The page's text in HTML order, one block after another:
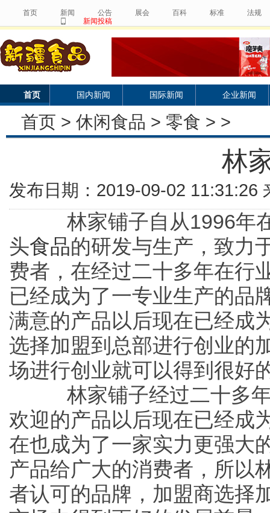
首页 新闻 公告 展会 百科 标准
法规
新闻投稿
首页 国内新闻 国际新闻 企业新闻
首页 > 休闲食品 > 零食 > >
林
发布日期：2019-09-02 11:31:26
林家铺子自从1996年在
头食品的研发与生产，致力
费者，在经过二十多年在行
已经成为了一专业生产的品
满意的产品以后现在已经成
选择加盟到总部进行创业的
场进行创业就可以得到很好
林家铺子经过二十多年
欢迎的产品以后现在已经成
在也成为了一家实力更强大
产品给广大的消费者，所以
者认可的品牌，加盟商选择